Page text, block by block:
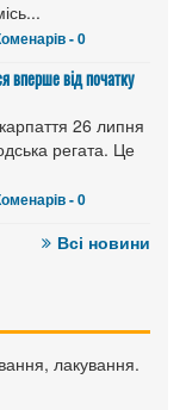
- 0
вперше від початку
26 липня
регата. Це
- 0
Всі новини
лакування.